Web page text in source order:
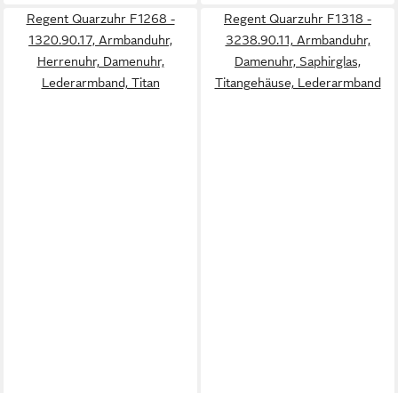
Regent Quarzuhr F1268 -
1320.90.17, Armbanduhr,
Herrenuhr, Damenuhr,
Lederarmband, Titan
Regent Quarzuhr F1318 -
3238.90.11, Armbanduhr,
Damenuhr, Saphirglas,
Titangehäuse, Lederarmband